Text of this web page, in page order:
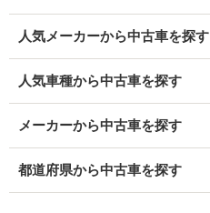
人気メーカーから中古車を探す
人気車種から中古車を探す
メーカーから中古車を探す
都道府県から中古車を探す